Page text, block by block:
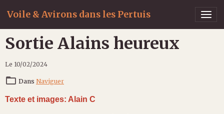
Voile & Avirons dans les Pertuis
Sortie Alains heureux
Le 10/02/2024
Dans Naviguer
Texte et images: Alain C